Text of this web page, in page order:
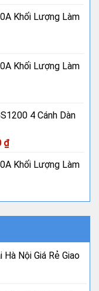
Khối Lượng Làm
Khối Lượng Làm
4 Cánh Dàn
₫Giá
tạiKhối Lượng Làm
Nội Giá Rẻ Giao